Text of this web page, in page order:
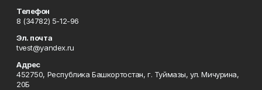
Телефон
8 (34782) 5-12-96
Эл. почта
tvest@yandex.ru
Адрес
452750, Республика Башкортостан, г. Туймазы, ул. Мичурина,
20Б